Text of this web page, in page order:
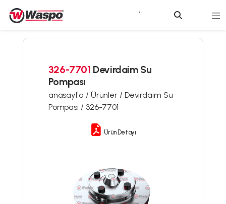
326-7701 Devirdaim Su
Pompası
anasayfa / Ürünler / Devirdaim Su
Pompası / 326-7701
Ürün Detayı